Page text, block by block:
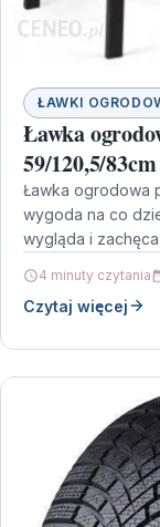
ŁAWKI
Ławka
59/120,5/83cm
Ławka ogrodowa
wygoda na co
wygląda i
4 minuty czytania
Czytaj więcej